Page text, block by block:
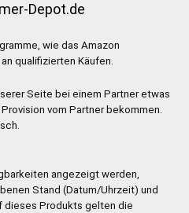
Depot.de
wie das Amazon
qualifizierten Käufen.
Seite bei einem Partner etwas
vom Partner bekommen.
angezeigt werden,
Stand (Datum/Uhrzeit) und
dieses Produkts gelten die